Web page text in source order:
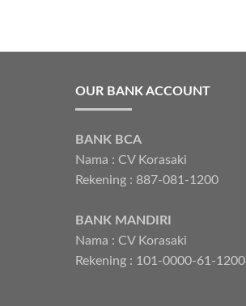
OUR BANK ACCOUNT
BANK BCA
Nama : CV Korasaki
Rekening : 887-081-1200
BANK MANDIRI
Nama : CV Korasaki
Rekening : 101-0000-61-1200